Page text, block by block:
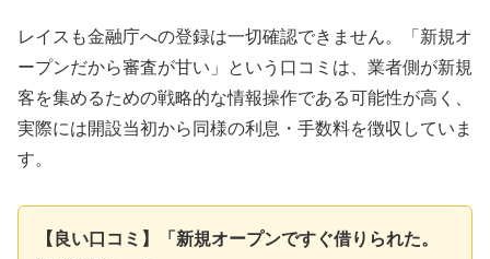
レイスも金融庁への登録は一切確認できません。「新規オ
ープンだから審査が甘い」という口コミは、業者側が新規
客を集めるための戦略的な情報操作である可能性が高く、
実際には開設当初から同様の利息・手数料を徴収していま
す。
【良い口コミ】「新規オープンですぐ借りられた。